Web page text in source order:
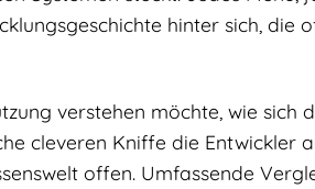
hinter sich, die
verstehen möchte, wie sich
cleveren Kniffe die Entwickler
offen. Umfassende